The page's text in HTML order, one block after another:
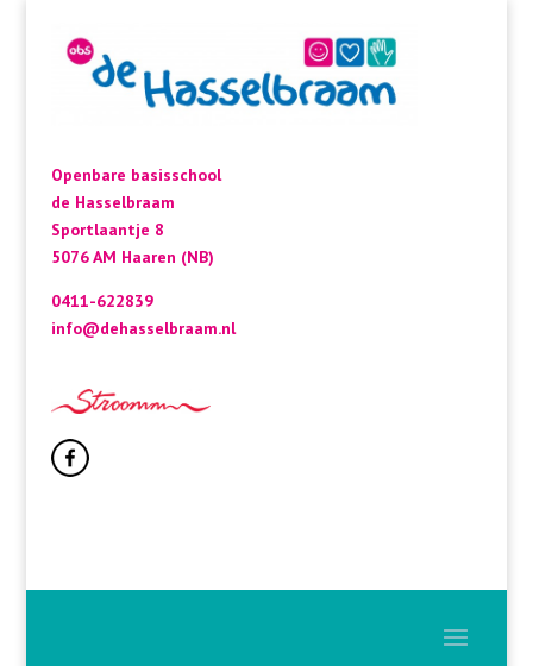
Openbare basisschool
de Hasselbraam
Sportlaantje 8
5076 AM Haaren (NB)
0411-622839
info@dehasselbraam.nl